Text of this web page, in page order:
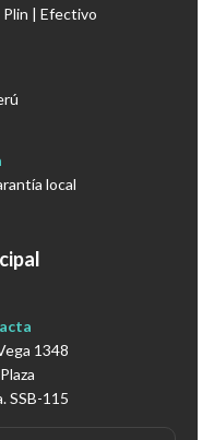
| Efectivo
local
1348
SSB-115